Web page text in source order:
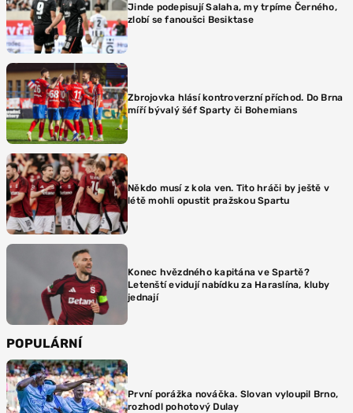
Jinde podepisují Salaha, my trpíme Černého,
zlobí se fanoušci Besiktase
Zbrojovka hlásí kontroverzní příchod. Do Brna
míří bývalý šéf Sparty či Bohemians
Někdo musí z kola ven. Tito hráči by ještě v
létě mohli opustit pražskou Spartu
Konec hvězdného kapitána ve Spartě?
Letenští evidují nabídku za Haraslína, kluby
jednají
POPULÁRNÍ
První porážka nováčka. Slovan vyloupil Brno,
rozhodl pohotový Dulay